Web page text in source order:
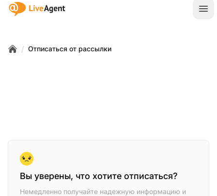
:site.title
/ Отписаться от рассылки
Вы уверены, что хотите отписаться?
Немедленно получайте надежную информацию и